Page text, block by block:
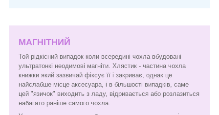
МАГНІТНИЙ
Той рідкісний випадок коли всередині чохла вбудовані
ультратонкі неодимові магніти. Хлястик - частина чохла
книжки який зазвичай фіксує її і закриває, однак це
найслабше місце аксесуара, і в більшості випадків, саме
цей "язичок" виходить з ладу, відривається або розлазиться
набагато раніше самого чохла.